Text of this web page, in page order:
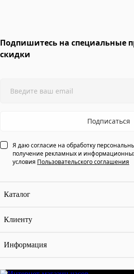
Каталог
Клиенту
Информация
Подпишитесь на специальные
скидки
Подписаться
Я даю согласие на обработку
получение рекламных и
условия Пользовательского соглашения